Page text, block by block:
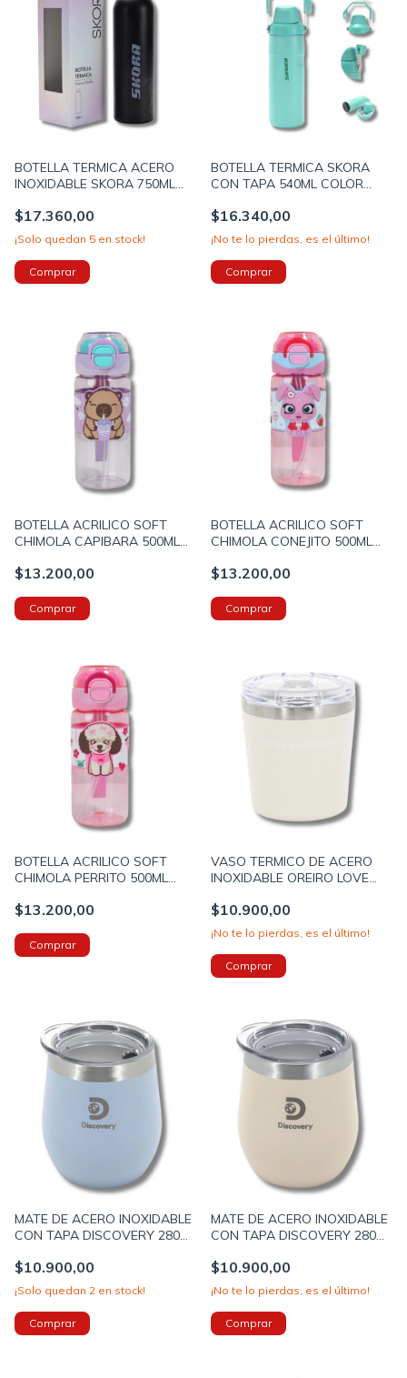
BOTELLA TERMICA ACERO
INOXIDABLE SKORA 750ML
DETALLES GRISES (40593B)
$17.360,00
¡Solo quedan 5 en stock!
BOTELLA TERMICA SKORA
CON TAPA 540ML COLOR
$16.340,00
¡No te lo pierdas, es el último!
BOTELLA ACRILICO SOFT
CHIMOLA CAPIBARA 500ML
(BZ122)
$13.200,00
BOTELLA ACRILICO SOFT
CHIMOLA CONEJITO 500ML
(BZ121)
$13.200,00
BOTELLA ACRILICO SOFT
CHIMOLA PERRITO 500ML
$13.200,00
VASO TERMICO DE ACERO
INOXIDABLE OREIRO LOVE
(30508A)
$10.900,00
¡No te lo pierdas, es el último!
MATE DE ACERO INOXIDABLE
CON TAPA DISCOVERY 280ML
$10.900,00
¡Solo quedan 2 en stock!
MATE DE ACERO INOXIDABLE
CON TAPA DISCOVERY 280ML
$10.900,00
¡No te lo pierdas, es el último!